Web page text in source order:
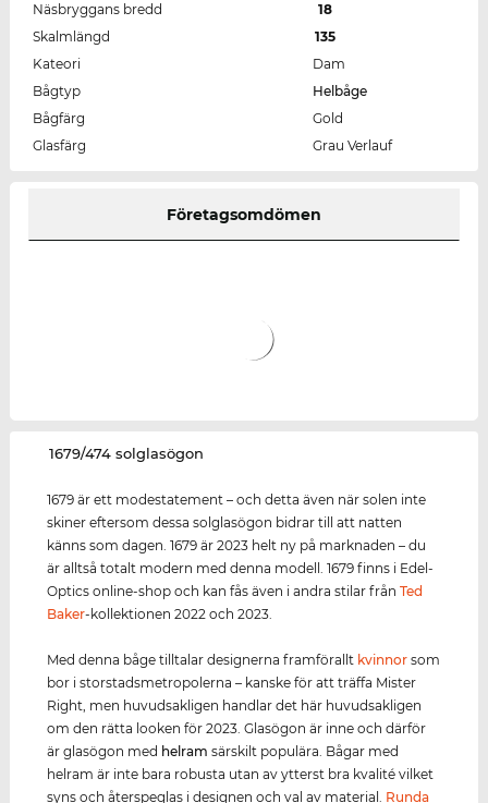
Näsbryggans bredd
18
Skalmlängd
135
Kateori
Dam
Bågtyp
Helbåge
Bågfärg
Gold
Glasfärg
Grau Verlauf
Företagsomdömen
‌1679/474 solglasögon
1679 är ett modestatement – och detta även när solen inte
skiner eftersom dessa solglasögon bidrar till att natten
känns som dagen. 1679 är 2023 helt ny på marknaden – du
är alltså totalt modern med denna modell. 1679 finns i Edel-
Optics online-shop och kan fås även i andra stilar frånTed
Baker-kollektionen 2022 och 2023.
Med denna båge tilltalar designerna framförallt kvinnor som
bor i storstadsmetropolerna – kanske för att träffa Mister
Right, men huvudsakligen handlar det här huvudsakligen
om den rätta looken för 2023. Glasögon är inne och därför
är glasögon med helram särskilt populära. Bågar med
helram är inte bara robusta utan av ytterst bra kvalité vilket
syns och återspeglas i designen och val av material. Runda